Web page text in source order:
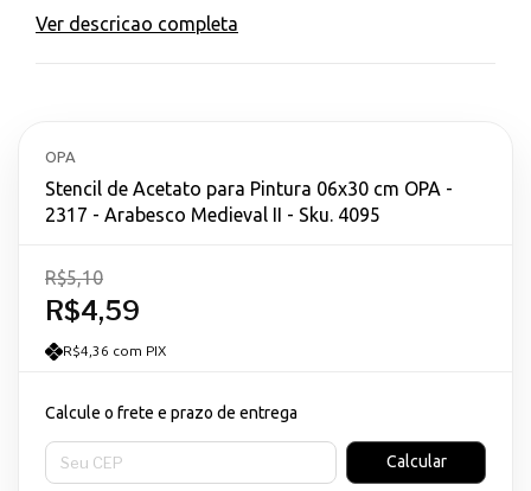
Ver descricao completa
OPA
Stencil de Acetato para Pintura 06x30 cm OPA -
2317 - Arabesco Medieval II - Sku. 4095
R$4,59
R$5,10
R$4,36 com PIX
Calcule o frete e prazo de entrega
Entregas para o CEP:
Calcular